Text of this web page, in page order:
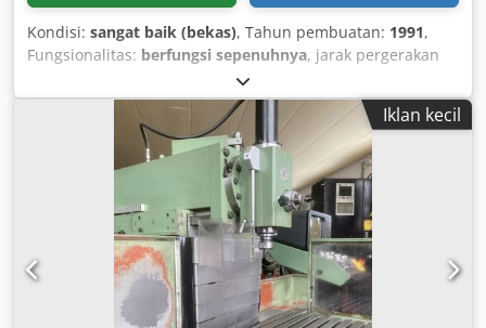
Kondisi: sangat baik (bekas), Tahun pembuatan: 1991,
Fungsionalitas: berfungsi sepenuhnya, jarak pergerakan
, jarak lintasan sumbu Y:
gerak sumbu Z:120 mm, jarak perjalanan sumbu W:450
, For sale: Hauser S35-400 Coordinate Grinding
Machine The machine is in excellent condition and was
partially overhauled in 2024 for €15,000. It comes
equipped with 6 high-quality grinding motors, a face
motor, and turbines. TECHNICAL SPECIFICATIONS Distance
between upright and spindle: 365 mm Clearance between
table and spindle: 485 mm Main spindle diameter: 100
mm X-axis travel: 500 mm Y-axis travel: 350 mm Z-axis
travel: 120 mm W-axis travel: 450 mm U-axis travel: 5.5 mm
Iklan kecil